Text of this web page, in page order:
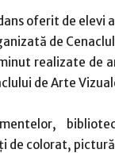
oferit de elevi
de
realizate de
de Arte
de colorat,